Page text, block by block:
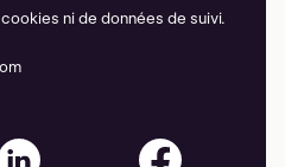
ni de données de suivi.